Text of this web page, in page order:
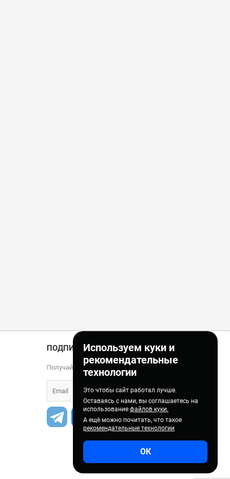
Используем куки и
рекомендательные
технологии
Это чтобы сайт работал лучше.
Оставаясь с нами, вы соглашаетесь на
использование файлов куки.
А ещё можно почитать, что такое
рекомендательные технологии
ОК
ПОДПИСКА
Получайте только полезные статьи!